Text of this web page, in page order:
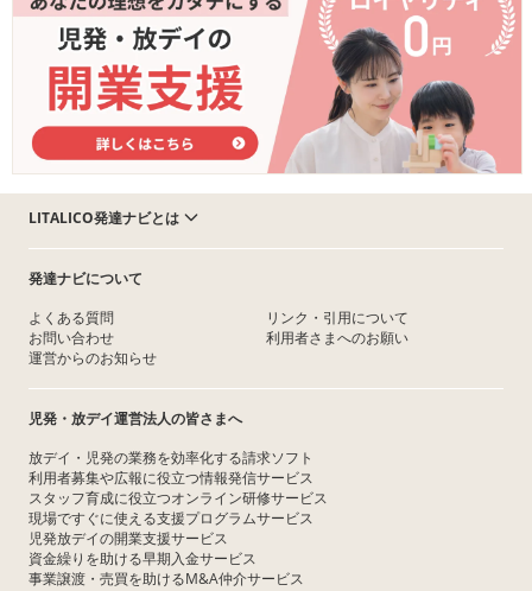
LITALICO発達ナビとは
発達ナビについて
よくある質問
お問い合わせ
運営からのお知らせ
リンク・引用について
利用者さまへのお願い
児発・放デイ運営法人の皆さまへ
放デイ・児発の業務を効率化する請求ソフト
利用者募集や広報に役立つ情報発信サービス
スタッフ育成に役立つオンライン研修サービス
現場ですぐに使える支援プログラムサービス
児発放デイの開業支援サービス
資金繰りを助ける早期入金サービス
事業譲渡・売買を助けるM&A仲介サービス